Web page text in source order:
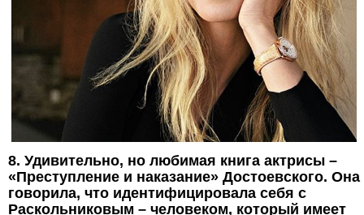
8. Удивительно, но любимая книга актрисы –
«Преступление и наказание» Достоевского. Она
говорила, что идентифицировала себя с
Раскольниковым – человеком, который имеет